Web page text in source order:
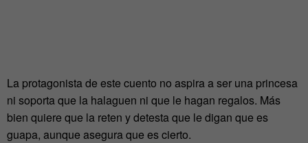
La protagonista de este cuento no aspira a ser una princesa
ni soporta que la halaguen ni que le hagan regalos. Más
bien quiere que la reten y detesta que le digan que es
guapa, aunque asegura que es cierto.